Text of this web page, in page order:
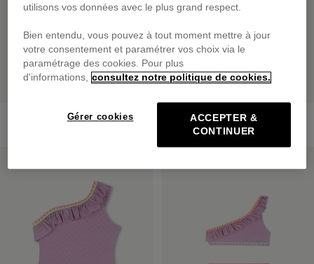
Maillot De Bain 1 Pièce
Maillot De Bain 2 Pièces
45,00 €
utilisons vos données avec le plus grand respect.
Bien entendu, vous pouvez à tout moment mettre à jour
votre consentement et paramétrer vos choix via le
paramétrage des cookies. Pour plus
d'informations, consultez notre politique de cookies.
Gérer cookies ACCEPTER &
CONTINUER